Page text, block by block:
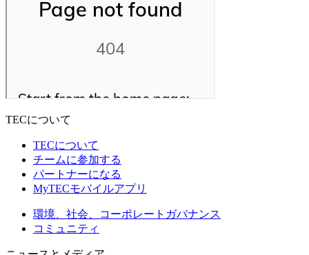
TECについて
TECについて
チームに参加する
パートナーになる
MyTECモバイルアプリ
環境、社会、コーポレートガバナンス
コミュニティ